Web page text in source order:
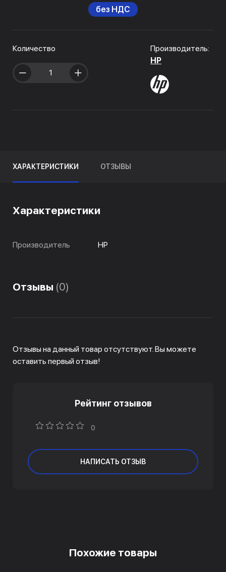
без НДС
Количество
Производитель:
HP
ХАРАКТЕРИСТИКИ ОТЗЫВЫ
Характеристики
Производитель HP
Отзывы (0)
Отзывы на данный товар отсутствуют. Вы можете
оставить первый отзыв!
Рейтинг отзывов
0
НАПИСАТЬ ОТЗЫВ
Похожие товары